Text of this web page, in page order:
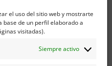
el uso del sitio web y mostrarte
base de un perfil elaborado a
visitadas).
Siempre activo